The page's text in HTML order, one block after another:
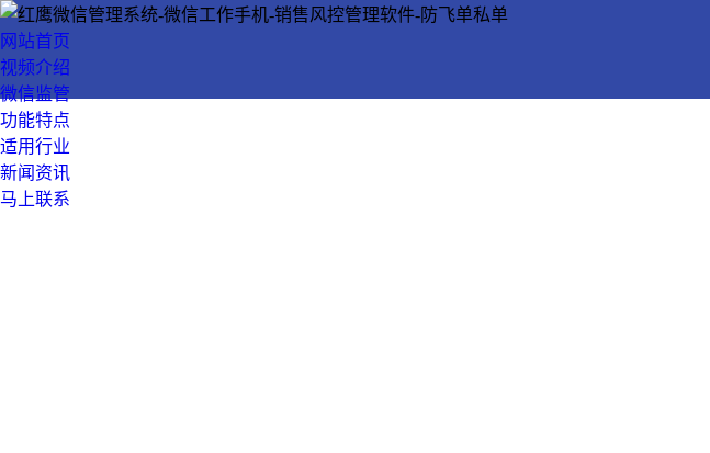
网站首页
视频介绍
微信监管
功能特点
适用行业
新闻资讯
马上联系